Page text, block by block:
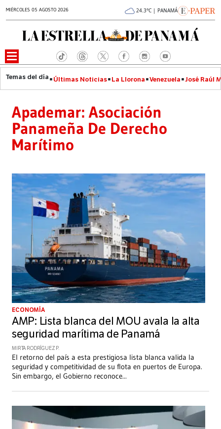
MIÉRCOLES 05 AGOSTO 2026 24.3°C | PANAMÁ
Últimas Noticias La Llorona Venezuela José Raúl
Apademar: Asociación
Panameña De Derecho
Marítimo
ECONOMÍA
AMP: Lista blanca del MOU avala la alta
seguridad marítima de Panamá
MIRTA RODRÍGUEZ P.
El retorno del país a esta prestigiosa lista blanca valida la
seguridad y competitividad de su flota en puertos de Europa.
Sin embargo, el Gobierno reconoce...